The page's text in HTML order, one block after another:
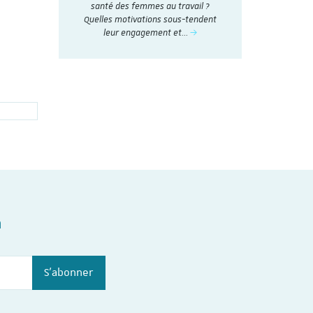
santé des femmes au travail ?
Quelles motivations sous-tendent
leur engagement et…
S'abonner